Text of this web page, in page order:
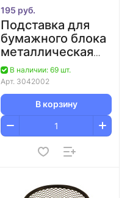
195 руб.
Подставка для
бумажного блока
металлическая
черная deVENTE
В наличии: 69 шт.
Арт. 3042002
В корзину